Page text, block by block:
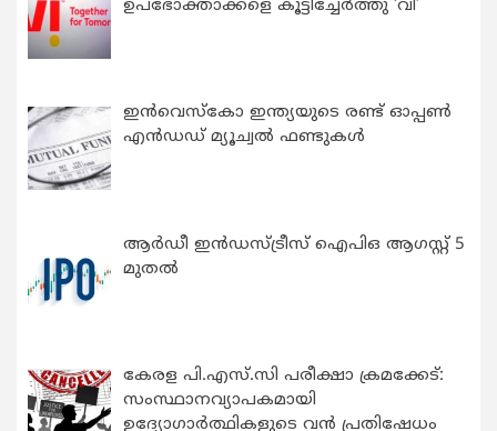
ഉപഭോക്താക്കളെ കൂട്ടിച്ചേർത്തു ‘വി’
ഇന്‍വെസ്കോ ഇന്ത്യയുടെ രണ്ട് ഓപ്പണ്‍
എന്‍ഡഡ് മ്യൂച്വല്‍ ഫണ്ടുകള്‍
ആർഡീ ഇൻഡസ്ട്രീസ് ഐപിഒ ആഗസ്റ്റ് 5
മുതൽ
കേരള പി.എസ്.സി പരീക്ഷാ ക്രമക്കേട്:
സംസ്ഥാനവ്യാപകമായി
ഉദ്യോഗാര്‍ത്ഥികളുടെ വന്‍ പ്രതിഷേധം